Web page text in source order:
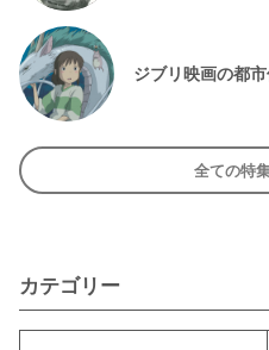
ジブリ映画の都
全ての特
カテゴリー